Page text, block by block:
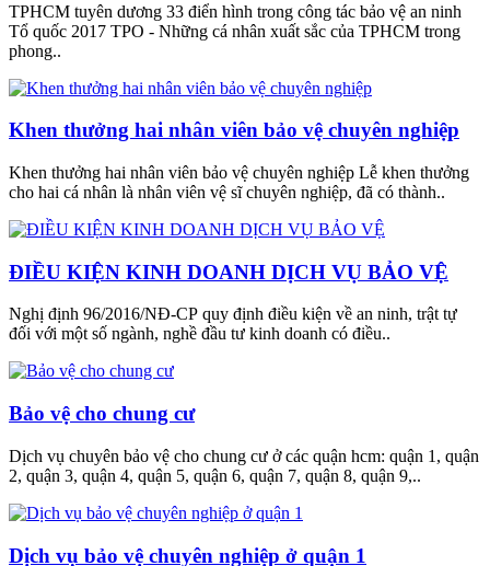
TPHCM tuyên dương 33 điển hình trong công tác bảo vệ an ninh
Tổ quốc 2017 TPO - Những cá nhân xuất sắc của TPHCM trong
phong..
Khen thưởng hai nhân viên bảo vệ chuyên nghiệp
Khen thưởng hai nhân viên bảo vệ chuyên nghiệp Lễ khen thưởng
cho hai cá nhân là nhân viên vệ sĩ chuyên nghiệp, đã có thành..
ĐIỀU KIỆN KINH DOANH DỊCH VỤ BẢO VỆ
Nghị định 96/2016/NĐ-CP quy định điều kiện về an ninh, trật tự
đối với một số ngành, nghề đầu tư kinh doanh có điều..
Bảo vệ cho chung cư
Dịch vụ chuyên bảo vệ cho chung cư ở các quận hcm: quận 1, quận
2, quận 3, quận 4, quận 5, quận 6, quận 7, quận 8, quận 9,..
Dịch vụ bảo vệ chuyên nghiệp ở quận 1